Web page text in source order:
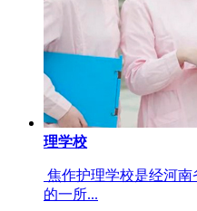
理学校
焦作护理学校是经河南
的一所...